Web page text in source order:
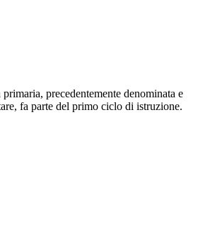
precedentemente denominata e
fa parte del primo ciclo di istruzione.